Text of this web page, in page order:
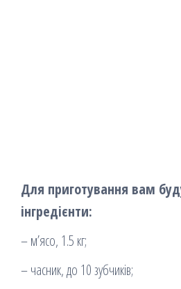
Для приготування вам
інгредієнти:
– м’ясо, 1.5 кг;
– часник, до 10 зубчиків;